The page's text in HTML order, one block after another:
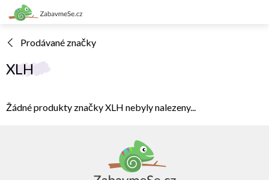
Přejít
na
Prodávané značky
XLH
Žádné produkty značkyXLH nebyly nalezeny...